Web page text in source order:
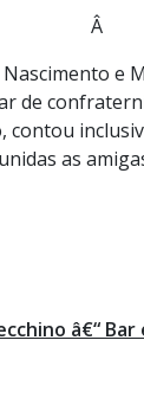
Â
de
contou
as
â€“ Bar